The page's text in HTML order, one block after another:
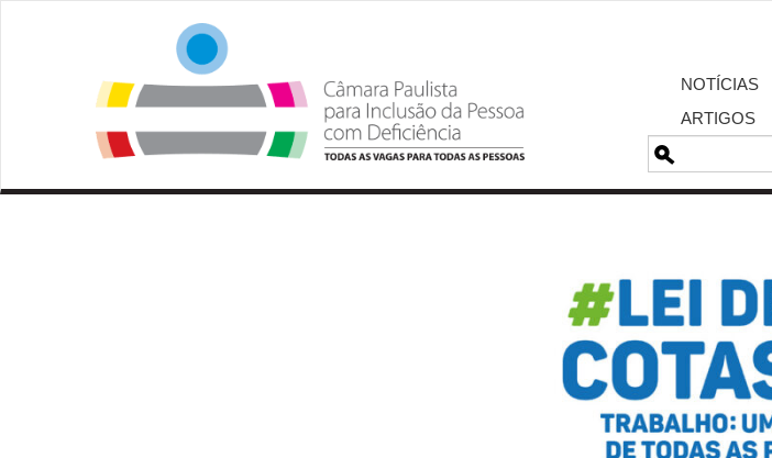
NOTÍCIAS
ARTIGOS
Pesquisa